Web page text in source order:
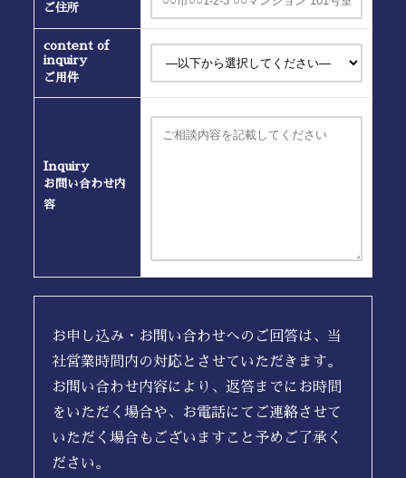
ご住所
content of
inquiry
ご用件
Inquiry
お問い合わせ内
容
お申し込み・お問い合わせへのご回答は、当
社営業時間内の対応とさせていただきます。
お問い合わせ内容により、返答までにお時間
をいただく場合や、お電話にてご連絡させて
いただく場合もございますこと予めご了承く
ださい。